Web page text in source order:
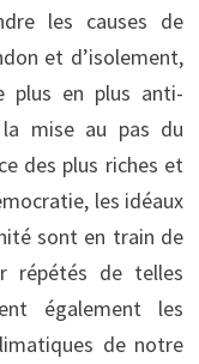
les causes de
et d’isolement,
plus en plus anti-
mise au pas du
des plus riches et
les idéaux
sont en train de
répétés de telles
également les
de notre